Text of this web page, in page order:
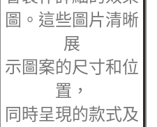
圖。這些圖片清晰
展
示圖案的尺寸和位
置，
同時呈現的款式及